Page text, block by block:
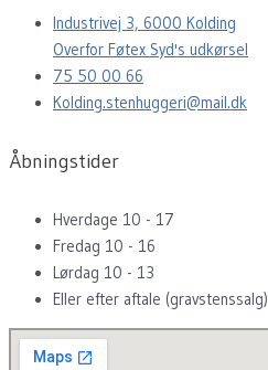
Industrivej 3, 6000 Kolding
Overfor Føtex Syd's udkørsel
75 50 00 66
Kolding.stenhuggeri@mail.dk
Åbningstider
Hverdage 10 - 17
Fredag 10 - 16
Lørdag 10 - 13
Eller efter aftale (gravstenssalg)